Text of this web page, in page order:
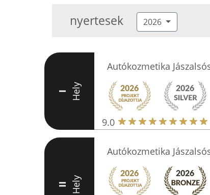
nyertesek 2026
I Hely
Autókozmetika
9.0
II Hely
Autókozmetika